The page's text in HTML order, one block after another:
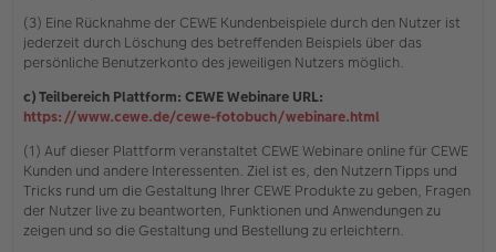
(3) Eine Rücknahme der CEWE Kundenbeispiele durch den Nutzer ist
jederzeit durch Löschung des betreffenden Beispiels über das
persönliche Benutzerkonto des jeweiligen Nutzers möglich.
c) Teilbereich Plattform: CEWE Webinare URL:
https://www.cewe.de/cewe-fotobuch/webinare.html
(1) Auf dieser Plattform veranstaltet CEWE Webinare online für CEWE
Kunden und andere Interessenten. Ziel ist es, den Nutzern Tipps und
Tricks rund um die Gestaltung Ihrer CEWE Produkte zu geben, Fragen
der Nutzer live zu beantworten, Funktionen und Anwendungen zu
zeigen und so die Gestaltung und Bestellung zu erleichtern.